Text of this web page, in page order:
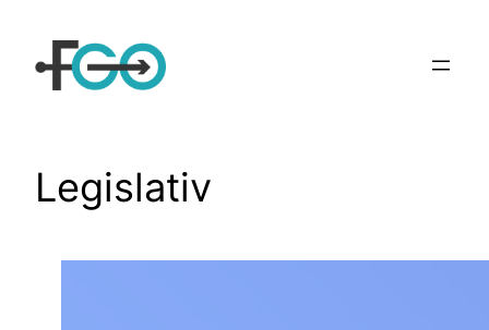
conținut
Legislativ